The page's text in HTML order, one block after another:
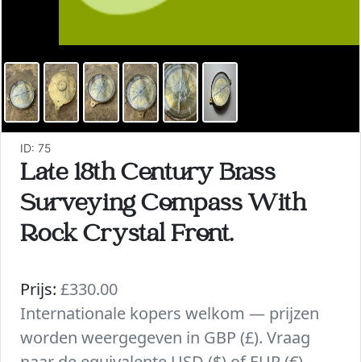
ID: 75
Late 18th Century Brass
Surveying Compass With
Rock Crystal Front.
Prijs: £330.00
Internationale kopers welkom — prijzen
worden weergegeven in GBP (£). Vraag